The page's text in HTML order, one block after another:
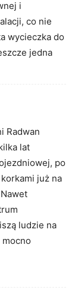
i
co nie
wycieczka do
jedna
Radwan
lat
po
już na
ludzie na